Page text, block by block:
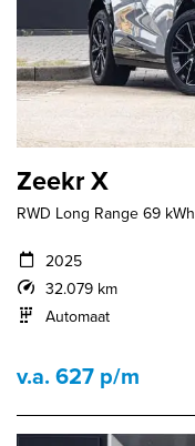
Zeekr X
RWD Long Range 69 kWh
2025
32.079 km
Automaat
v.a. 627 p/m